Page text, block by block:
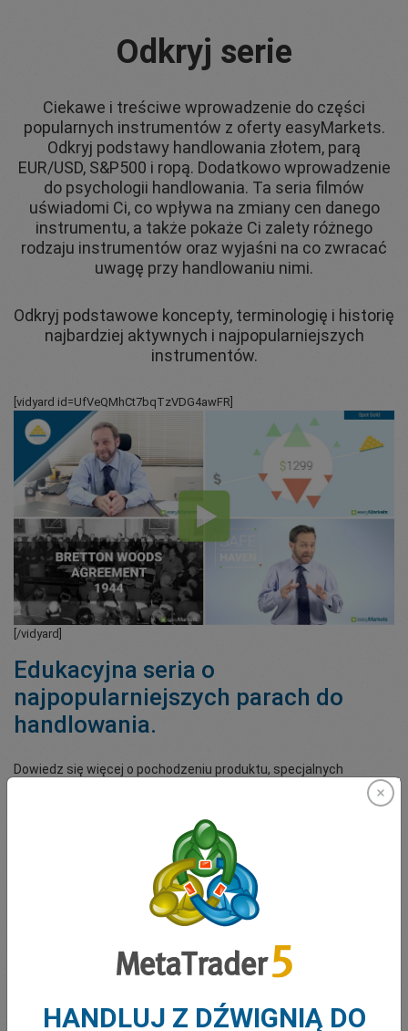
Odkryj serie
Ciekawe i treściwe wprowadzenie do części
popularnych instrumentów z oferty easyMarkets.
Odkryj podstawy handlowania złotem, parą
EUR/USD, S&P500 i ropą. Dodatkowo wprowadzenie
do psychologii handlowania. Ta seria filmów
uświadomi Ci, co wpływa na zmiany cen danego
instrumentu, a także pokaże Ci zalety różnego
rodzaju instrumentów oraz wyjaśni na co zwracać
uwagę przy handlowaniu nimi.
Odkryj podstawowe koncepty, terminologię i historię
najbardziej aktywnych i najpopularniejszych
instrumentów.
[vidyard id=UfVeQMhCt7bqTzVDG4awFR]
[/vidyard]
Edukacyjna seria o
najpopularniejszych parach do
handlowania.
Dowiedz się więcej o pochodzeniu produktu, specjalnych
wydarzenia zmieniają kurs i mogą nim wstrząsnąć, wpływając na
cenę. Wraz z Jamesem dowiesz się więcej o metalach, parach
forexowych, S&P 500, towarach i indeksach, oglądając tę
Playlista filmów [3]. Długość filmów ok. 4½ minuty
Darmowe eBooki
HANDLUJ Z DŹWIGNIĄ DO